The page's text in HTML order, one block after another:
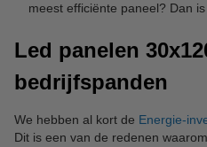
meest efficiënte paneel? Dan
Led panelen
bedrijfspanden
We hebben al kort de Energie-
Dit is een van de redenen